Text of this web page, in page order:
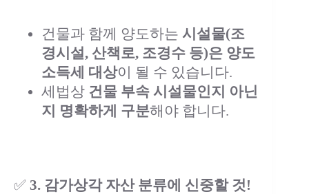
건물과 함께 양도하는 시설물(조
경시설, 산책로, 조경수 등)은 양도
소득세 대상이 될 수 있습니다.
세법상 건물 부속 시설물인지 아닌
지 명확하게 구분해야 합니다.
✅ 3. 감가상각 자산 분류에 신중할 것!